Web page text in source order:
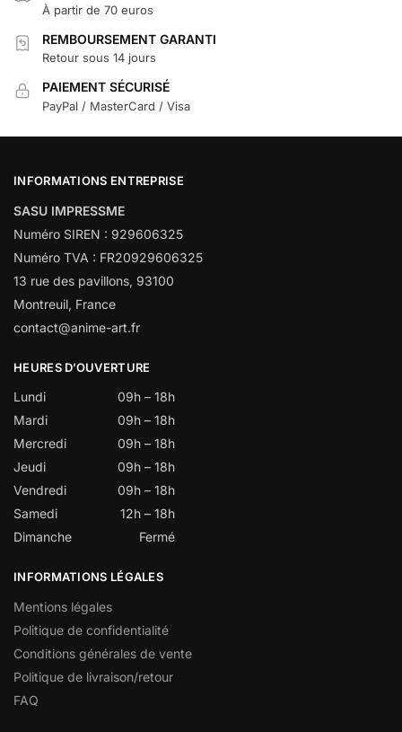
À partir de 70 euros
REMBOURSEMENT GARANTI
Retour sous 14 jours
PAIEMENT SÉCURISÉ
PayPal / MasterCard / Visa
INFORMATIONS ENTREPRISE
SASU IMPRESSME
Numéro SIREN : 929606325
Numéro TVA : FR20929606325
13 rue des pavillons, 93100
Montreuil, France
contact@anime-art.fr
HEURES D’OUVERTURE
Lundi
09h – 18h
Mardi
09h – 18h
Mercredi
09h – 18h
Jeudi
09h – 18h
Vendredi
09h – 18h
Samedi
12h – 18h
Dimanche
Fermé
INFORMATIONS LÉGALES
Mentions légales
Politique de confidentialité
Conditions générales de vente
Politique de livraison/retour
FAQ